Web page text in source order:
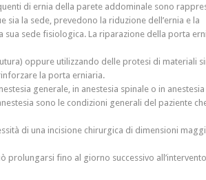
di ernia della parete addominale sono
la sede, prevedono la riduzione dell’ernia e la
sua sede fisiologica. La riparazione della porta
oppure utilizzando delle protesi di materiali
la porta erniaria.
generale, in anestesia spinale o in
sono le condizioni generali del paziente
di una incisione chirurgica di dimensioni
prolungarsi fino al giorno successivo